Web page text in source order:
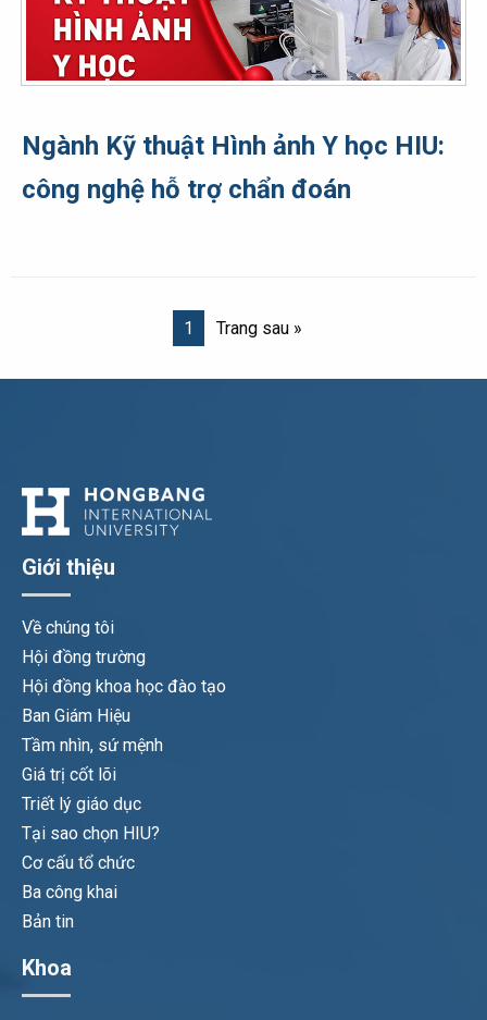
Ngành Kỹ thuật Hình ảnh Y học HIU:
công nghệ hỗ trợ chẩn đoán
1 Trang sau »
Giới thiệu
Về chúng tôi
Hội đồng trường
Hội đồng khoa học đào tạo
Ban Giám Hiệu
Tầm nhìn, sứ mệnh
Giá trị cốt lõi
Triết lý giáo dục
Tại sao chọn HIU?
Cơ cấu tổ chức
Ba công khai
Bản tin
Khoa